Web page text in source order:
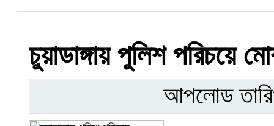
চুয়াডাঙ্গায় পুলিশ পরিচয়ে
আপলোড